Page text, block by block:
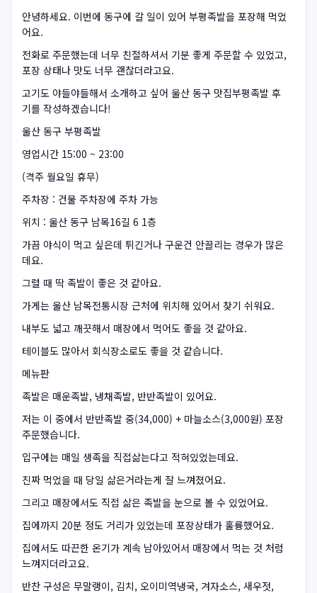
안녕하세요. 이번에 동구에 갈 일이 있어 부평족발을 포장해 먹었
어요.
전화로 주문했는데 너무 친절하셔서 기분 좋게 주문할 수 있었고,
포장 상태나 맛도 너무 괜찮더라고요.
고기도 야들야들해서 소개하고 싶어 울산 동구 맛집부평족발 후
기를 작성하겠습니다!
울산 동구 부평족발
영업시간 15:00 ~ 23:00
(격주 월요일 휴무)
주차장 : 건물 주차장에 주차 가능
위치 : 울산 동구 남목16길 6 1층
가끔 야식이 먹고 싶은데 튀긴거나 구운건 안끌리는 경우가 많은
데요.
그럴 때 딱 족발이 좋은 것 같아요.
가게는 울산 남목전통시장 근처에 위치해 있어서 찾기 쉬워요.
내부도 넓고 깨끗해서 매장에서 먹어도 좋을 것 같아요.
테이블도 많아서 회식장소로도 좋을 것 같습니다.
메뉴판
족발은 매운족발, 냉채족발, 반반족발이 있어요.
저는 이 중에서 반반족발 중(34,000) + 마늘소스(3,000원) 포장
주문했습니다.
입구에는 매일 생족을 직접삶는다고 적혀있었는데요.
진짜 먹었을 때 당일 삶은거라는게 잘 느껴졌어요.
그리고 매장에서도 직접 삶은 족발을 눈으로 볼 수 있었어요.
집에까지 20분 정도 거리가 있었는데 포장상태가 훌륭했어요.
집에서도 따끈한 온기가 계속 남아있어서 매장에서 먹는 것 처럼
느껴지더라고요.
반찬 구성은 무말랭이, 김치, 오이미역냉국, 겨자소스, 새우젓,